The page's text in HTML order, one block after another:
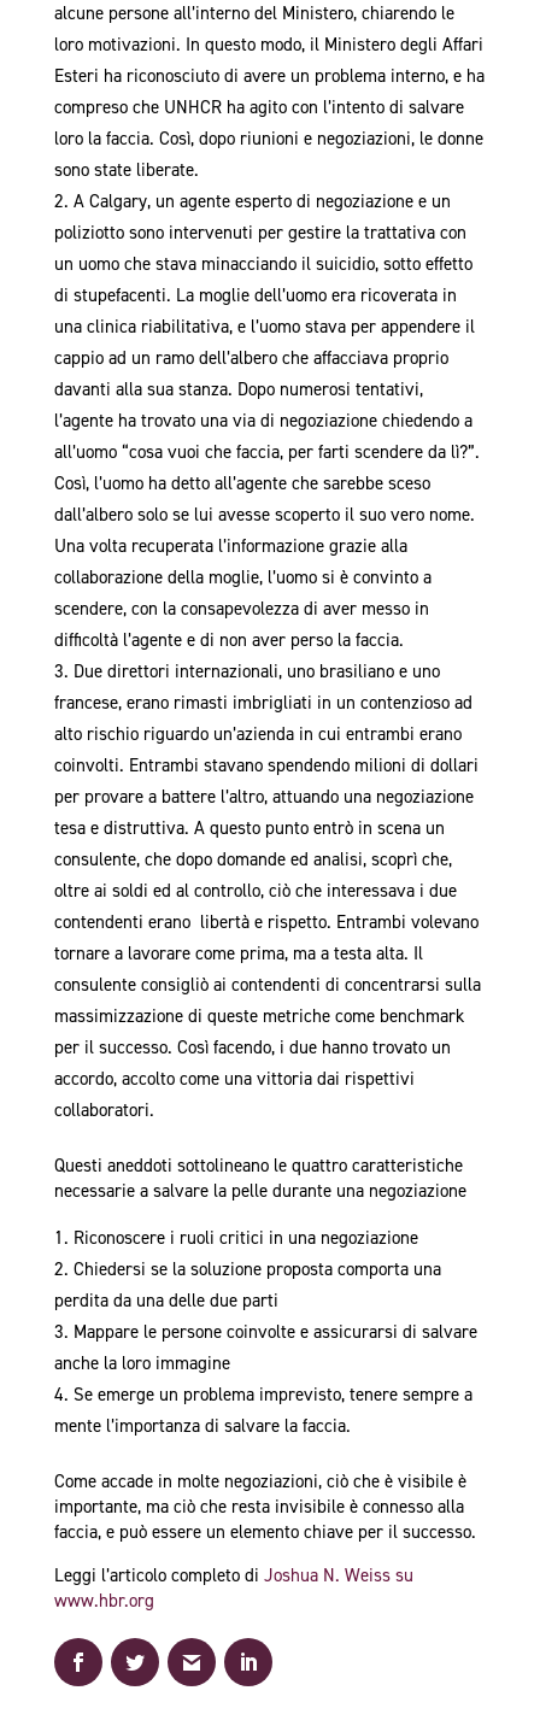
alcune persone all’interno del Ministero, chiarendo le
loro motivazioni. In questo modo, il Ministero degli Affari
Esteri ha riconosciuto di avere un problema interno, e ha
compreso che UNHCR ha agito con l’intento di salvare
loro la faccia. Così, dopo riunioni e negoziazioni, le donne
sono state liberate.
A Calgary, un agente esperto di negoziazione e un
poliziotto sono intervenuti per gestire la trattativa con
un uomo che stava minacciando il suicidio, sotto effetto
di stupefacenti. La moglie dell’uomo era ricoverata in
una clinica riabilitativa, e l’uomo stava per appendere il
cappio ad un ramo dell’albero che affacciava proprio
davanti alla sua stanza. Dopo numerosi tentativi,
l’agente ha trovato una via di negoziazione chiedendo a
all’uomo “cosa vuoi che faccia, per farti scendere da lì?”.
Così, l’uomo ha detto all’agente che sarebbe sceso
dall’albero solo se lui avesse scoperto il suo vero nome.
Una volta recuperata l’informazione grazie alla
collaborazione della moglie, l’uomo si è convinto a
scendere, con la consapevolezza di aver messo in
difficoltà l’agente e di non aver perso la faccia.
Due direttori internazionali, uno brasiliano e uno
francese, erano rimasti imbrigliati in un contenzioso ad
alto rischio riguardo un’azienda in cui entrambi erano
coinvolti. Entrambi stavano spendendo milioni di dollari
per provare a battere l’altro, attuando una negoziazione
tesa e distruttiva. A questo punto entrò in scena un
consulente, che dopo domande ed analisi, scoprì che,
oltre ai soldi ed al controllo, ciò che interessava i due
contendenti erano libertà e rispetto. Entrambi volevano
tornare a lavorare come prima, ma a testa alta. Il
consulente consigliò ai contendenti di concentrarsi sulla
massimizzazione di queste metriche come benchmark
per il successo. Così facendo, i due hanno trovato un
accordo, accolto come una vittoria dai rispettivi
collaboratori.
Questi aneddoti sottolineano le quattro caratteristiche
necessarie a salvare la pelle durante una negoziazione
Riconoscere i ruoli critici in una negoziazione
Chiedersi se la soluzione proposta comporta una
perdita da una delle due parti
Mappare le persone coinvolte e assicurarsi di salvare
anche la loro immagine
Se emerge un problema imprevisto, tenere sempre a
mente l’importanza di salvare la faccia.
Come accade in molte negoziazioni, ciò che è visibile è
importante, ma ciò che resta invisibile è connesso alla
faccia, e può essere un elemento chiave per il successo.
Leggi l’articolo completo di Joshua N. Weiss su
www.hbr.org